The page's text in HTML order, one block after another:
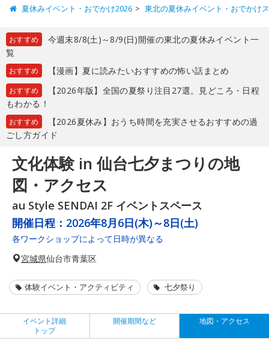
夏休みイベント・おでかけ2026 東北の夏休みイベント・おでかけ
おすすめ
今週末8/8(土)～8/9(日)開催の東北の夏休みイベント一
覧
おすすめ 【漫画】夏に読みたいおすすめの怖い話まとめ
おすすめ
【2026年版】全国の夏祭り注目27選。見どころ・日程
もわかる！
おすすめ
【2026夏休み】おうち時間を充実させるおすすめの過
ごし方ガイド
文化体験 in 仙台七夕まつりの地
図・アクセス
au Style SENDAI 2F イベントスペース
開催日程： 2026年8月6日(木)～8日(土)
各ワークショップによって日時が異なる
宮城県仙台市青葉区
体験イベント・アクティビティ 七夕祭り
イベント詳細
トップ
開催期間など 地図・アクセス